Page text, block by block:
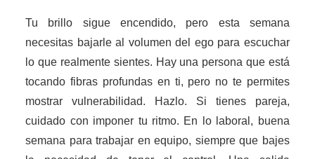
Tu brillo sigue encendido, pero esta semana
necesitas bajarle al volumen del ego para escuchar
lo que realmente sientes. Hay una persona que está
tocando fibras profundas en ti, pero no te permites
mostrar vulnerabilidad. Hazlo. Si tienes pareja,
cuidado con imponer tu ritmo. En lo laboral, buena
semana para trabajar en equipo, siempre que bajes